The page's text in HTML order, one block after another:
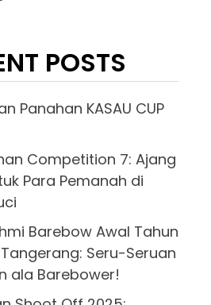
POSTS
Panahan KASAU CUP
Competition 7: Ajang
Para Pemanah di
Barebow Awal Tahun
Seru-Seruan
ala Barebower!